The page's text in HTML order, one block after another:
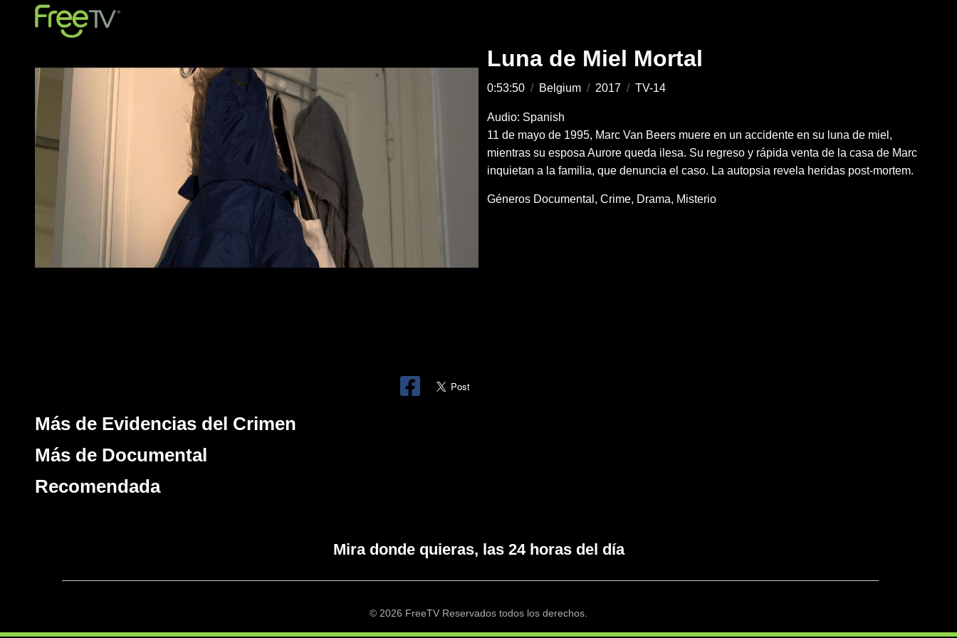
Luna de Miel Mortal
0:53:50 / Belgium / 2017 / TV-14
Audio: Spanish
11 de mayo de 1995, Marc Van Beers muere en un accidente en su luna de miel,
mientras su esposa Aurore queda ilesa. Su regreso y rápida venta de la casa de Marc
inquietan a la familia, que denuncia el caso. La autopsia revela heridas post-mortem.
Géneros Documental Crime Drama Misterio
Más de Evidencias del Crimen
Más de Documental
Recomendada
Mira donde quieras, las 24 horas del día
© 2026 FreeTV Reservados todos los derechos.